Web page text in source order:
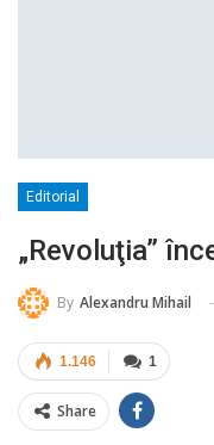
Editorial
„Revoluţia”
By Alexandru Mihail
1
1.146
Share